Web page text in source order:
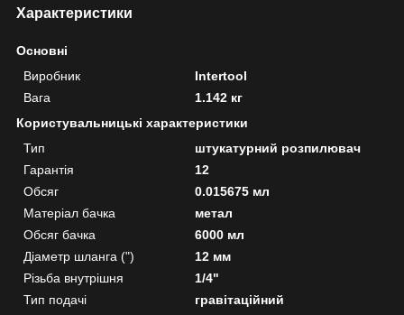
Характеристики
Основні
Виробник
Intertool
Вага
1.142 кг
Користувальницькі характеристики
Тип
штукатурний розпилювач
Гарантія
12
Обсяг
0.015675 мл
Матеріал бачка
метал
Обсяг бачка
6000 мл
Діаметр шланга (")
12 мм
Різьба внутрішня
1/4"
Тип подачі
гравітаційний